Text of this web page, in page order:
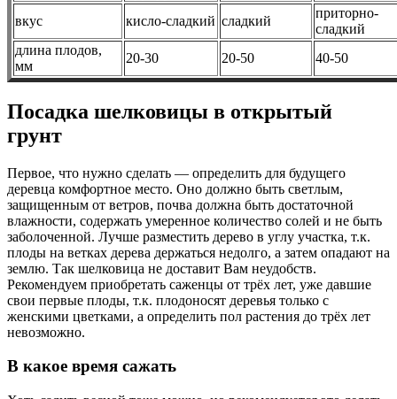
вкус
кисло-сладкий сладкий
приторно-
сладкий
длина плодов,
мм
20-30 20-50 40-50
Посадка шелковицы в открытый
грунт
Первое, что нужно сделать — определить для будущего
деревца комфортное место. Оно должно быть светлым,
защищенным от ветров, почва должна быть достаточной
влажности, содержать умеренное количество солей и не быть
заболоченной. Лучше разместить дерево в углу участка, т.к.
плоды на ветках дерева держаться недолго, а затем опадают на
землю. Так шелковица не доставит Вам неудобств.
Рекомендуем приобретать саженцы от трёх лет, уже давшие
свои первые плоды, т.к. плодоносят деревья только с
женскими цветками, а определить пол растения до трёх лет
невозможно.
В какое время сажать